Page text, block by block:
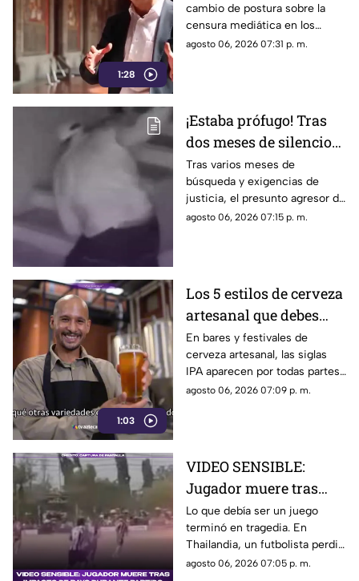
1:28
de Comunicación
cambio de postura sobre la
censura mediática en los
medios de comunicación.
agosto 06, 2026 07:31 p. m.
¡Estaba prófugo! Tras
dos meses de silencio
detuvieron a Jorge "N",
agresor de Paula
Tras varios meses de
búsqueda y exigencias de
justicia, el presunto agresor de
Paula Fajardo fue localizado y
agosto 06, 2026 07:15 p. m.
1:03
Los 5 estilos de cerveza
artesanal que debes
conocer
En bares y festivales de
cerveza artesanal, las siglas
IPA aparecen por todas partes.
Pero, ¿qué significa realmente
agosto 06, 2026 07:09 p. m.
VIDEO SENSIBLE:
Jugador muere tras
impacto de rayo
durante partido
Lo que debía ser un juego
terminó en tragedia. En
Thailandia, un futbolista perdió
la vida al ser alcanzado por un
agosto 06, 2026 07:05 p. m.